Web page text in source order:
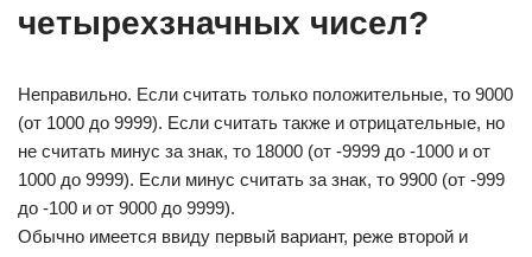
четырехзначных чисел?
Неправильно. Если считать только положительные, то 9000
(от 1000 до 9999). Если считать также и отрицательные, но
не считать минус за знак, то 18000 (от -9999 до -1000 и от
1000 до 9999). Если минус считать за знак, то 9900 (от -999
до -100 и от 9000 до 9999).
Обычно имеется ввиду первый вариант, реже второй и